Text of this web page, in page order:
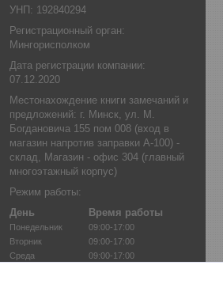
УНП: 192840294
Регистрационный орган:
Мингорисполком
Дата регистрации компании:
07.12.2020
Местонахождение книги замечаний и
предложений: г. Минск, ул. М.
Богдановича 155 пом 008 (вход в
магазин напротив заправки А-100) -
склад, Магазин - офис 304 (главный
многоэтажный корпус)
Режим работы:
День
Время работы
Понедельник
09:00-17:00
Вторник
09:00-17:00
Среда
09:00-17:00